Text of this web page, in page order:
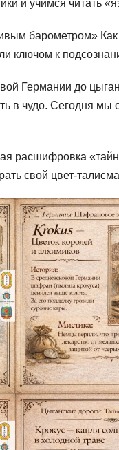
и учимся читать
барометром»
ключом к
Германии до
в чудо. Сегодня
расшифровка
свой цвет-